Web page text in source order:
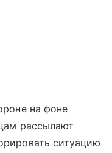
на фоне
рассылают
ситуацию